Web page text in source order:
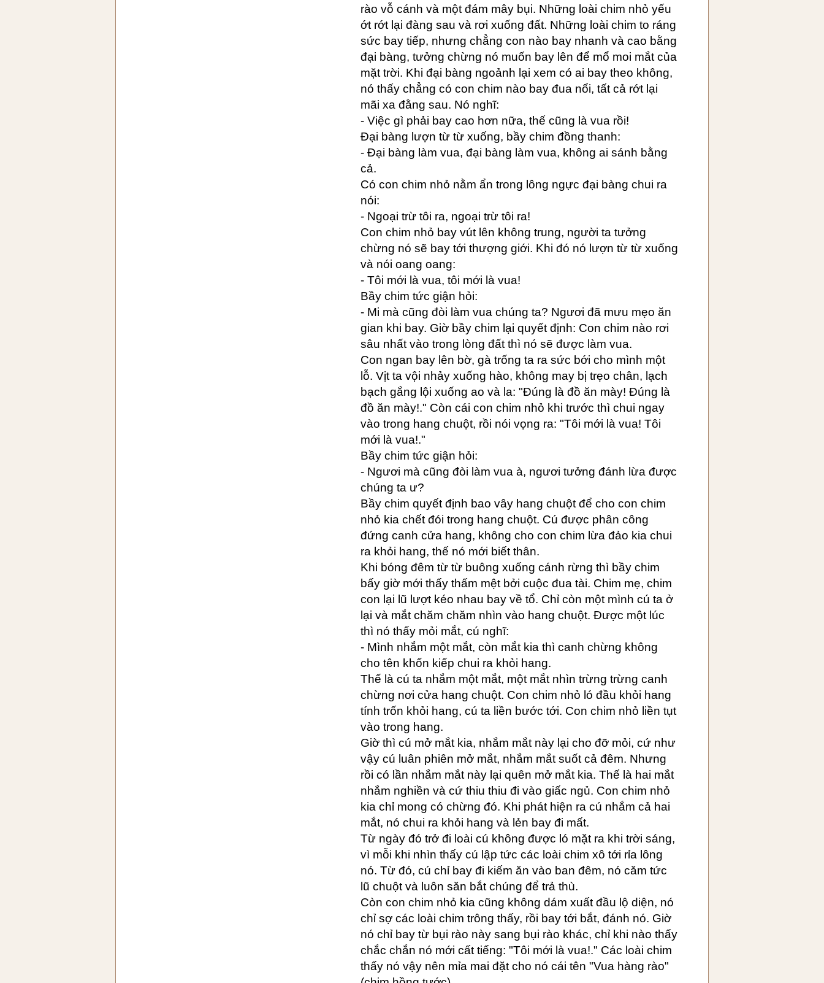
rào vỗ cánh và một đám mây bụi. Những loài chim nhỏ yếu
ớt rớt lại đàng sau và rơi xuống đất. Những loài chim to ráng
sức bay tiếp, nhưng chẳng con nào bay nhanh và cao bằng
đại bàng, tưởng chừng nó muốn bay lên để mổ moi mắt của
mặt trời. Khi đại bàng ngoảnh lại xem có ai bay theo không,
nó thấy chẳng có con chim nào bay đua nổi, tất cả rớt lại
mãi xa đằng sau. Nó nghĩ:
- Việc gì phải bay cao hơn nữa, thế cũng là vua rồi!
Đại bàng lượn từ từ xuống, bầy chim đồng thanh:
- Đại bàng làm vua, đại bàng làm vua, không ai sánh bằng
cả.
Có con chim nhỏ nằm ẩn trong lông ngực đại bàng chui ra
nói:
- Ngoại trừ tôi ra, ngoại trừ tôi ra!
Con chim nhỏ bay vút lên không trung, người ta tưởng
chừng nó sẽ bay tới thượng giới. Khi đó nó lượn từ từ xuống
và nói oang oang:
- Tôi mới là vua, tôi mới là vua!
Bầy chim tức giận hỏi:
- Mi mà cũng đòi làm vua chúng ta? Ngươi đã mưu mẹo ăn
gian khi bay. Giờ bầy chim lại quyết định: Con chim nào rơi
sâu nhất vào trong lòng đất thì nó sẽ được làm vua.
Con ngan bay lên bờ, gà trống ta ra sức bới cho mình một
lỗ. Vịt ta vội nhảy xuống hào, không may bị trẹo chân, lạch
bạch gắng lội xuống ao và la: "Đúng là đồ ăn mày! Đúng là
đồ ăn mày!." Còn cái con chim nhỏ khi trước thì chui ngay
vào trong hang chuột, rồi nói vọng ra: "Tôi mới là vua! Tôi
mới là vua!."
Bầy chim tức giận hỏi:
- Ngươi mà cũng đòi làm vua à, ngươi tưởng đánh lừa được
chúng ta ư?
Bầy chim quyết định bao vây hang chuột để cho con chim
nhỏ kia chết đói trong hang chuột. Cú được phân công
đứng canh cửa hang, không cho con chim lừa đảo kia chui
ra khỏi hang, thế nó mới biết thân.
Khi bóng đêm từ từ buông xuống cánh rừng thì bầy chim
bấy giờ mới thấy thấm mệt bởi cuộc đua tài. Chim mẹ, chim
con lại lũ lượt kéo nhau bay về tổ. Chỉ còn một mình cú ta ở
lại và mắt chăm chăm nhìn vào hang chuột. Được một lúc
thì nó thấy mỏi mắt, cú nghĩ:
- Mình nhắm một mắt, còn mắt kia thì canh chừng không
cho tên khốn kiếp chui ra khỏi hang.
Thế là cú ta nhắm một mắt, một mắt nhìn trừng trừng canh
chừng nơi cửa hang chuột. Con chim nhỏ ló đầu khỏi hang
tính trốn khỏi hang, cú ta liền bước tới. Con chim nhỏ liền tụt
vào trong hang.
Giờ thì cú mở mắt kia, nhắm mắt này lại cho đỡ mỏi, cứ như
vậy cú luân phiên mở mắt, nhắm mắt suốt cả đêm. Nhưng
rồi có lần nhắm mắt này lại quên mở mắt kia. Thế là hai mắt
nhắm nghiền và cứ thiu thiu đi vào giấc ngủ. Con chim nhỏ
kia chỉ mong có chừng đó. Khi phát hiện ra cú nhắm cả hai
mắt, nó chui ra khỏi hang và lẻn bay đi mất.
Từ ngày đó trở đi loài cú không được ló mặt ra khi trời sáng,
vì mỗi khi nhìn thấy cú lập tức các loài chim xô tới rỉa lông
nó. Từ đó, cú chỉ bay đi kiếm ăn vào ban đêm, nó căm tức
lũ chuột và luôn săn bắt chúng để trả thù.
Còn con chim nhỏ kia cũng không dám xuất đầu lộ diện, nó
chỉ sợ các loài chim trông thấy, rồi bay tới bắt, đánh nó. Giờ
nó chỉ bay từ bụi rào này sang bụi rào khác, chỉ khi nào thấy
chắc chắn nó mới cất tiếng: "Tôi mới là vua!." Các loài chim
thấy nó vậy nên mỉa mai đặt cho nó cái tên "Vua hàng rào"